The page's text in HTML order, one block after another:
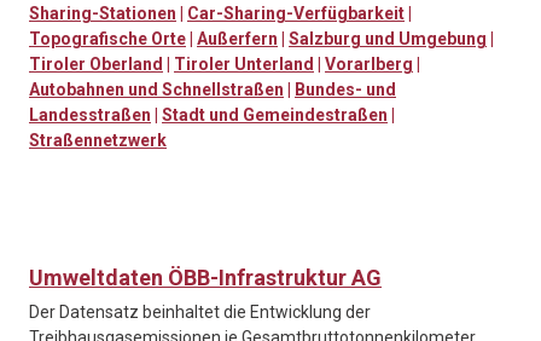
Sharing-Stationen
Car-Sharing-Verfügbarkeit
Topografische Orte Außerfern Salzburg und Umgebung
Tiroler Oberland
Tiroler Unterland Vorarlberg
Autobahnen und Schnellstraßen
Bundes- und
Landesstraßen
Stadt und Gemeindestraßen
Straßennetzwerk
Umweltdaten ÖBB-Infrastruktur AG
Der Datensatz beinhaltet die Entwicklung der